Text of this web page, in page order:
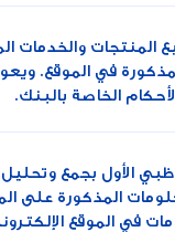
المنتجات والخدمات
في الموقع.
الخاصة بالبنك.
الأول بجمع
المذكورة على
في الموقع